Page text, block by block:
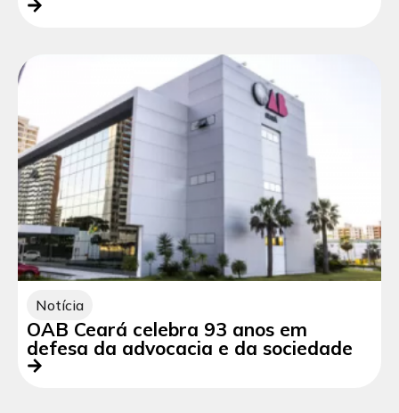
Notícia
OAB Ceará celebra 93 anos em
defesa da advocacia e da sociedade